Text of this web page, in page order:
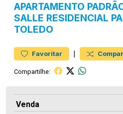
APARTAMENTO
SALLE RESIDENCIAL
TOLEDO
Favoritar |
Compartilhe:
Venda